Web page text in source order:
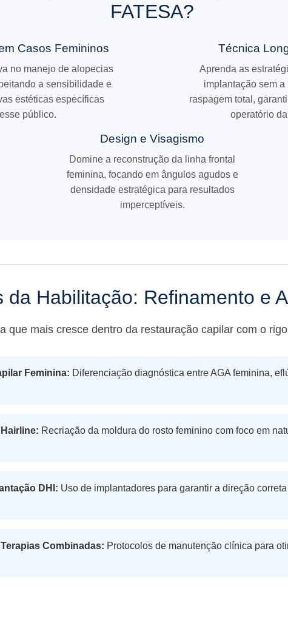
FATESA?
Casos Femininos
no manejo de alopecias
a sensibilidade e
estéticas específicas
público.
Técnica
Aprenda as
implantação sem
raspagem total,
operatório
Design e Visagismo
Domine a reconstrução da linha frontal
feminina, focando em ângulos agudos e
densidade estratégica para resultados
imperceptíveis.
da Habilitação: Refinamento e
que mais cresce dentro da restauração capilar com o
Feminina: Diferenciação diagnóstica entre AGA feminina,
Recriação da moldura do rosto feminino com foco em
DHI: Uso de implantadores para garantir a direção
Combinadas: Protocolos de manutenção clínica para